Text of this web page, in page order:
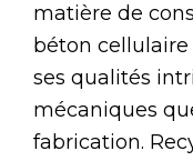
matière de
béton
ses qualités
mécaniques
fabrication.